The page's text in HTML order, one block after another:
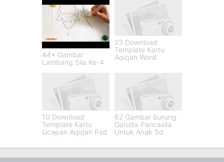
44+ Gambar
Lambang Sila Ke-4
23 Download
Template Kartu
Aqiqah Word
10 Download
Template Kartu
Ucapan Aqiqah Psd
62 Gambar Burung
Garuda Pancasila
Untuk Anak Sd